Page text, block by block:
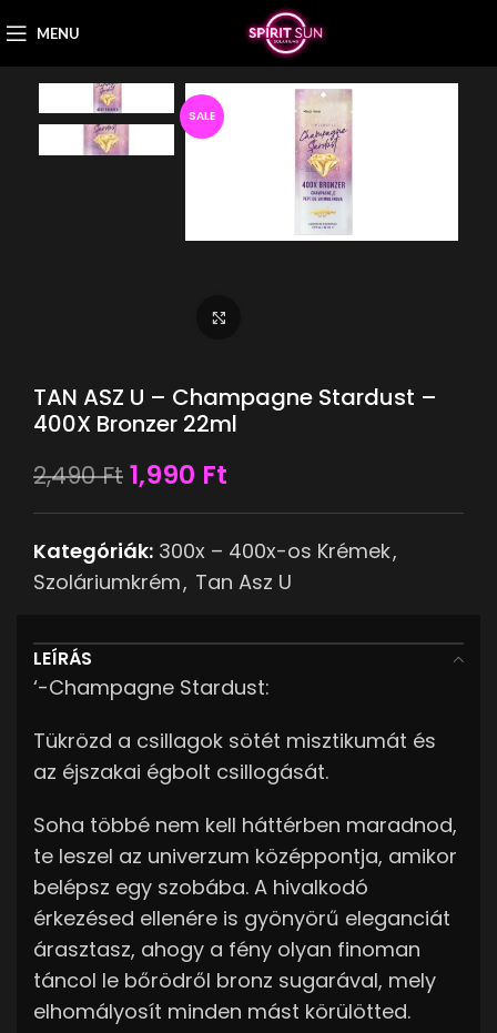
MENU
SALE
TAN ASZ U – Champagne Stardust –
400X Bronzer 22ml
2,490Ft 1,990 Ft
Kategóriák: 300x – 400x-os Krémek,
Szoláriumkrém, Tan Asz U
LEÍRÁS
‘-Champagne Stardust:
Tükrözd a csillagok sötét misztikumát és
az éjszakai égbolt csillogását.
Soha többé nem kell háttérben maradnod,
te leszel az univerzum középpontja, amikor
belépsz egy szobába. A hivalkodó
érkezésed ellenére is gyönyörű eleganciát
árasztasz, ahogy a fény olyan finoman
táncol le bőrödről bronz sugarával, mely
elhomályosít minden mást körülötted.